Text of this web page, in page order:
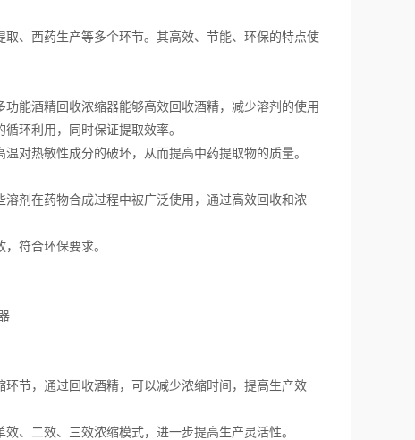
、西药生产等多个环节。其高效、节能、环保的特点使
能酒精回收浓缩器能够高效回收酒精，减少溶剂的使用
环利用，同时保证提取效率。
热敏性成分的破坏，从而提高中药提取物的质量。
剂在药物合成过程中被广泛使用，通过高效回收和浓
符合环保要求。
节，通过回收酒精，可以减少浓缩时间，提高生产效
二效、三效浓缩模式，进一步提高生产灵活性。